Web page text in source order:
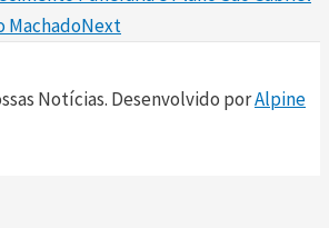
MachadoNext
Notícias. Desenvolvido porAlpine